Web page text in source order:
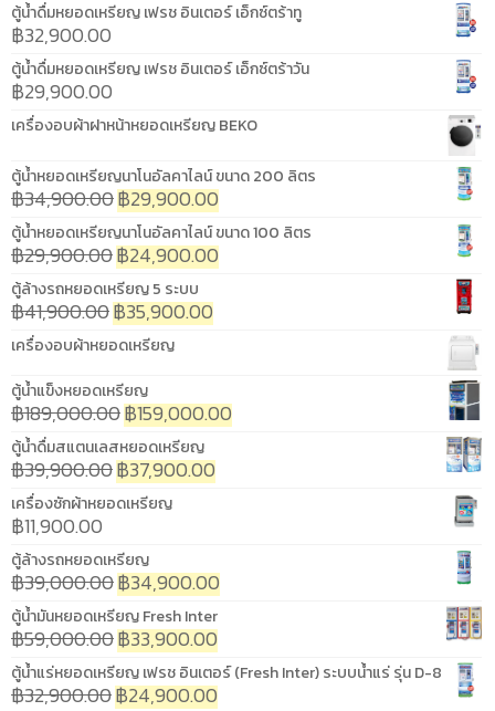
ตู้น้ำดื่มหยอดเหรียญ เฟรช อินเตอร์ เอ็กซ์ตร้าทู
฿32,900.00
ตู้น้ำดื่มหยอดเหรียญ เฟรช อินเตอร์ เอ็กซ์ตร้าวัน
฿29,900.00
เครื่องอบผ้าฝาหน้าหยอดเหรียญ BEKO
ตู้น้ำหยอดเหรียญนาโนอัลคาไลน์ ขนาด 200 ลิตร
฿34,900.00฿29,900.00
ตู้น้ำหยอดเหรียญนาโนอัลคาไลน์ ขนาด 100 ลิตร
฿29,900.00฿24,900.00
ตู้ล้างรถหยอดเหรียญ 5 ระบบ
฿41,900.00฿35,900.00
เครื่องอบผ้าหยอดเหรียญ
ตู้น้ำแข็งหยอดเหรียญ
฿189,000.00฿159,000.00
ตู้น้ำดื่มสแตนเลสหยอดเหรียญ
฿39,900.00฿37,900.00
เครื่องซักผ้าหยอดเหรียญ
฿11,900.00
ตู้ล้างรถหยอดเหรียญ
฿39,000.00฿34,900.00
ตู้น้ำมันหยอดเหรียญ Fresh Inter
฿59,000.00฿33,900.00
ตู้น้ำแร่หยอดเหรียญ เฟรช อินเตอร์ (Fresh Inter) ระบบน้ำแร่ รุ่น D-8
฿32,900.00฿24,900.00